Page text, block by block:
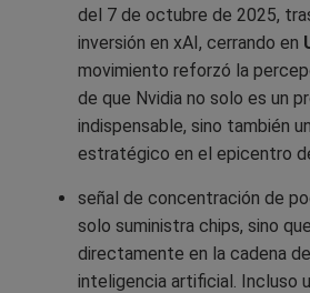
del 7 de octubre de 2025,
inversión en xAI, cerrando en
movimiento reforzó la
de que Nvidia no solo es un
indispensable, sino también
estratégico en el epicentro
señal de concentración de
solo suministra chips, sino
directamente en la cadena
inteligencia artificial. Incluso